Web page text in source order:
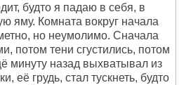
будто я падаю в себя, в
яму. Комната вокруг начала
но неумолимо. Сначала
потом тени сгустились, потом
минуту назад выхватывал из
её грудь, стал тускнеть, будто